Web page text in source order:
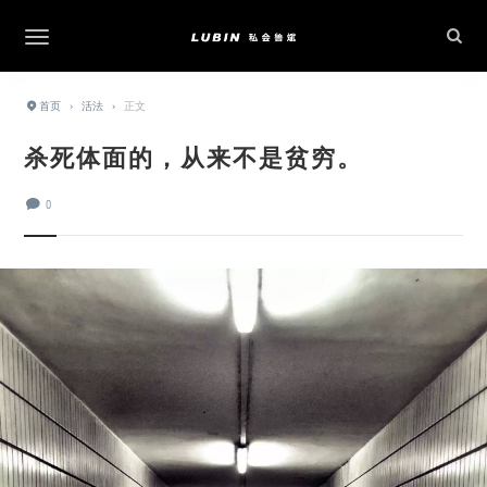
首页 › 活法 › 正文
杀死体面的，从来不是贫穷。
0